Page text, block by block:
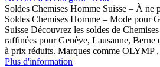
Soldes Chemises Homme Suisse – À ne
Soldes Chemises Homme – Mode pour
Suisse Découvrez les soldes de
raffinées pour Genève, Lausanne, Berne
à prix réduits. Marques comme
Plus d'information